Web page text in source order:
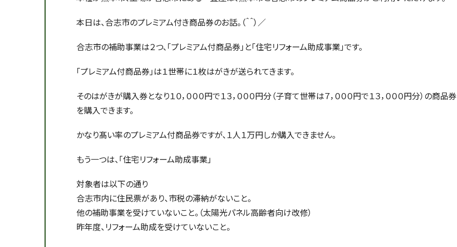
本日は、合志市のプレミアム付き商品券のお話。（＾＾）／
合志市の補助事業は２つ、「プレミアム付商品券」と「住宅リフォーム助成事業」です。
「プレミアム付商品券」は１世帯に１枚はがきが送られてきます。
そのはがきが購入券となり１０，０００円で１３，０００円分（子育て世帯は７，０００円で１３，０００円分）の商品券
を購入できます。
かなり髙い率のプレミアム付商品券ですが、１人１万円しか購入できません。
もう一つは、「住宅リフォーム助成事業」
対象者は以下の通り
合志市内に住民票があり、市税の滞納がないこと。
他の補助事業を受けていないこと。（太陽光パネル高齢者向け改修）
昨年度、リフォーム助成を受けていないこと。